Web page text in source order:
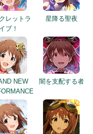
レットラ
イブ！
星降る聖夜
NEW
闇を支配する者